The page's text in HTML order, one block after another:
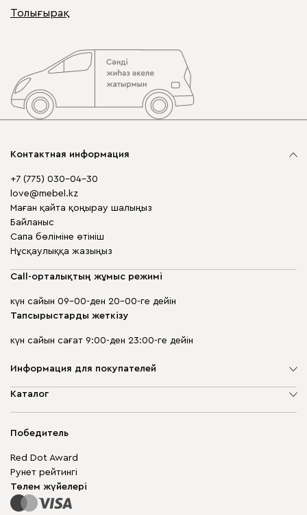
Толығырақ
Контактная информация
+7 (775) 030-04-30
love@mebel.kz
Маған қайта қоңырау шалыңыз
Байланыс
Сапа бөліміне өтініш
Нұсқаулыққа жазыңыз
Call-орталықтың жұмыс режимі
күн сайын 09-00-ден 20-00-ге дейін
Тапсырыстарды жеткізу
күн сайын сағат 9:00-ден 23:00-ге дейін
Информация для покупателей
Компания туралы
Кепілдік
Бизнес үшін
Сайт картасы
Каталог
Шкаф жиһазы
Модульдік жиһаз
Үстелдер мен орындықтар
Победитель
Red Dot Award
Рунет рейтингі
Төлем жүйелері